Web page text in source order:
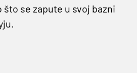
se zapute u svoj bazni